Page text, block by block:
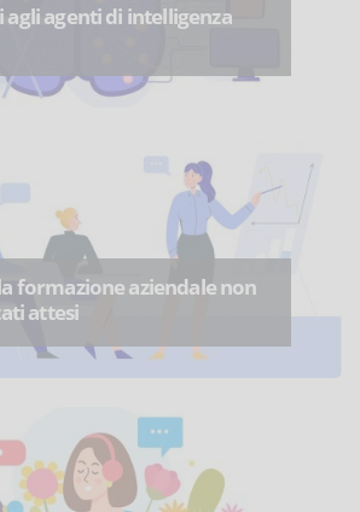
agli agenti di intelligenza
formazione aziendale non
attesi